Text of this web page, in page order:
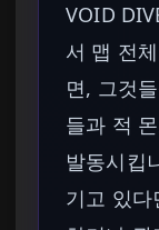
VOID
서 맵 전
면, 그것
들과 적
발동시킵
기고 있다